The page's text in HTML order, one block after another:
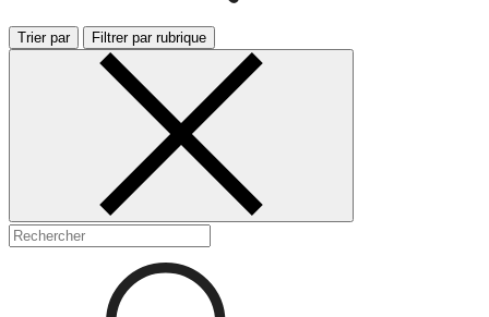
Trier par Filtrer par rubrique